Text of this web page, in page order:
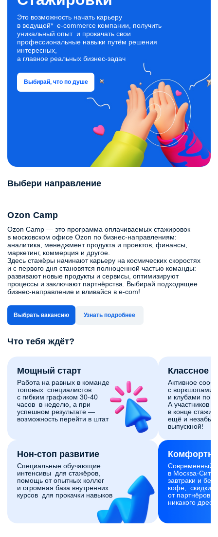
Вы узнаете, как работают операторы складов на всех
процессах: приёмка, размещение, отбор, упаковка
и отгрузка.
Это возможность начать карьеру
в ведущей* e‑commerce компании, получить
уникальный опыт и прокачать свои
профессиональные навыки путём решения
интересных,
а главное реальных бизнес‑задач
Выбирай, что по душе
Выбери направление
Ozon Camp
Ozon Camp — это программа оплачиваемых стажировок
в московском офисе Ozon по бизнес‑направлениям:
аналитика, менеджмент продукта и проектов, финансы,
маркетинг, коммерция и другое.
Здесь стажёры начинают карьеру на космических скоростях
и с первого дня становятся полноценной частью команды:
развивают новые продукты и сервисы, оптимизируют
процессы и заключают партнёрства. Выбирай подходящее
бизнес-направление и вливайся в e-com!
Выбрать вакансию Узнать подробнее
Что тебя ждёт?
Мощный старт
Работа на равных в команде
топовых специалистов
с гибким графиком 30-40
часов в неделю, а при
успешном результате —
возможность перейти в штат
Нон-стоп развитие
Специальные обучающие
интенсивы для стажёров,
помощь от опытных коллег
и огромная база внутренних
курсов для прокачки навыков
Классное
Активное
с
и клубами по
А участников
в конце
ещё и
выпускной!
Современный
в Москва-Сити,
завтраки и
кофе, скидки
от партнёров.
никакого